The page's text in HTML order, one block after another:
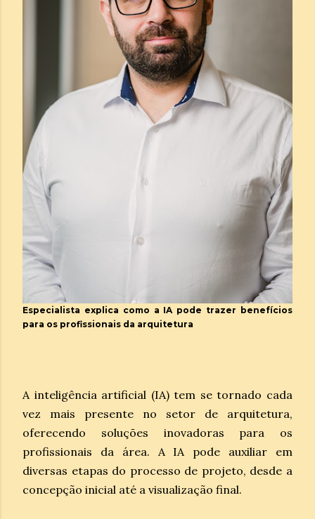
Especialista explica como a IA pode trazer benefícios
para os profissionais da arquitetura
A inteligência artificial (IA) tem se tornado cada
vez mais presente no setor de arquitetura,
oferecendo soluções inovadoras para os
profissionais da área. A IA pode auxiliar em
diversas etapas do processo de projeto, desde a
concepção inicial até a visualização final.